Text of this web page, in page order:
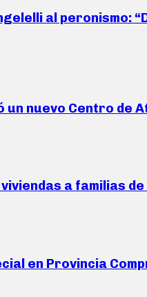
al peronismo:
un nuevo Centro de
a familias
en Provincia